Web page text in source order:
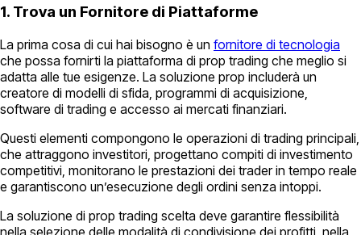
1. Trova un Fornitore di Piattaforme
La prima cosa di cui hai bisogno è un fornitore di tecnologia
che possa fornirti la piattaforma di prop trading che meglio si
adatta alle tue esigenze. La soluzione prop includerà un
creatore di modelli di sfida, programmi di acquisizione,
software di trading e accesso ai mercati finanziari.
Questi elementi compongono le operazioni di trading principali,
che attraggono investitori, progettano compiti di investimento
competitivi, monitorano le prestazioni dei trader in tempo reale
e garantiscono un’esecuzione degli ordini senza intoppi.
La soluzione di prop trading scelta deve garantire flessibilità